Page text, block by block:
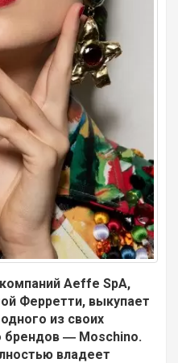
Aeffe SpA,
Ферретти, выкупает
из своих
брендов ― Moschino.
владеет